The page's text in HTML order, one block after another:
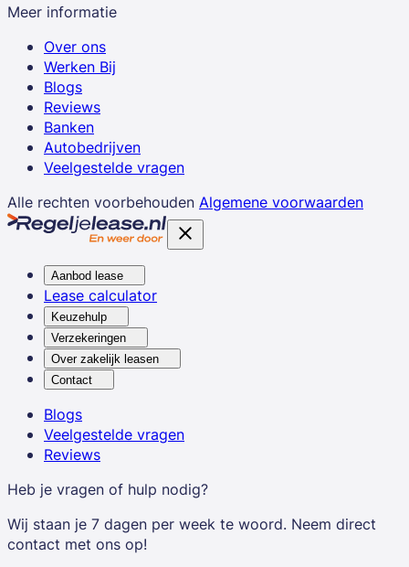
Meer informatie
Over ons
Werken Bij
Blogs
Reviews
Banken
Autobedrijven
Veelgestelde vragen
Alle rechten voorbehouden Algemene voorwaarden
Aanbod lease
Lease calculator
Keuzehulp
Verzekeringen
Over zakelijk leasen
Contact
Blogs
Veelgestelde vragen
Reviews
Heb je vragen of hulp nodig?
Wij staan je 7 dagen per week te woord. Neem direct
contact met ons op!